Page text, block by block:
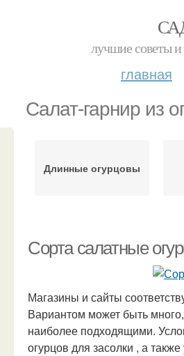
лучшие советы и
главная
Салат-гарнир из
Длинные огурцовы
Сорта салатные
Магазины и сайты
Вариантом может быть
наиболее подходящими.
огурцов для засолки , а